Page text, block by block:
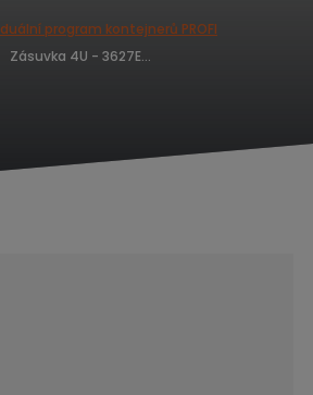
program kontejnerů PROFI
Zásuvka 4U - 3627E výsuv 100% - nosnost 65kg